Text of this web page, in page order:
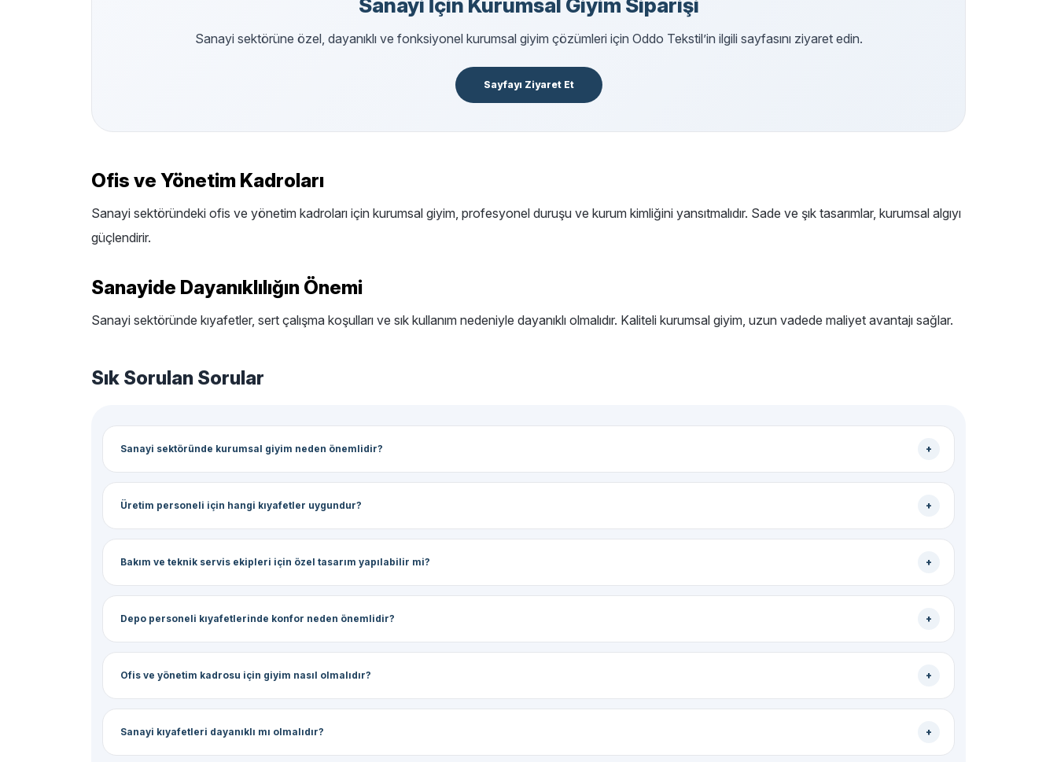
Sanayi İçin Kurumsal Giyim Siparişi
Sanayi sektörüne özel, dayanıklı ve fonksiyonel kurumsal giyim çözümleri için Oddo Tekstil’in ilgili sayfasını ziyaret edin.
Sayfayı Ziyaret Et
Ofis ve Yönetim Kadroları
Sanayi sektöründeki ofis ve yönetim kadroları için kurumsal giyim, profesyonel duruşu ve kurum kimliğini yansıtmalıdır. Sade ve şık tasarımlar, kurumsal algıyı
güçlendirir.
Sanayide Dayanıklılığın Önemi
Sanayi sektöründe kıyafetler, sert çalışma koşulları ve sık kullanım nedeniyle dayanıklı olmalıdır. Kaliteli kurumsal giyim, uzun vadede maliyet avantajı sağlar.
Sık Sorulan Sorular
Sanayi sektöründe kurumsal giyim neden önemlidir?
Üretim personeli için hangi kıyafetler uygundur?
Bakım ve teknik servis ekipleri için özel tasarım yapılabilir mi?
Depo personeli kıyafetlerinde konfor neden önemlidir?
Ofis ve yönetim kadrosu için giyim nasıl olmalıdır?
Sanayi kıyafetleri dayanıklı mı olmalıdır?